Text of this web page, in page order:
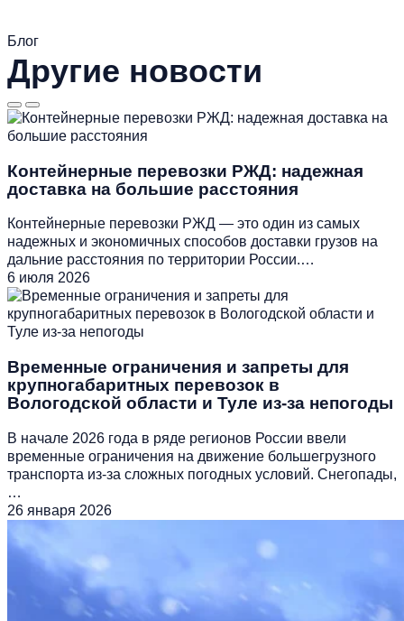
Блог
Другие новости
Контейнерные перевозки РЖД: надежная
доставка на большие расстояния
Контейнерные перевозки РЖД — это один из самых
надежных и экономичных способов доставки грузов на
дальние расстояния по территории России.…
6 июля 2026
Временные ограничения и запреты для
крупногабаритных перевозок в
Вологодской области и Туле из-за непогоды
В начале 2026 года в ряде регионов России ввели
временные ограничения на движение большегрузного
транспорта из-за сложных погодных условий. Снегопады,
…
26 января 2026